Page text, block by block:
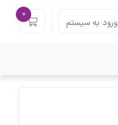
ورود به سیستم
0